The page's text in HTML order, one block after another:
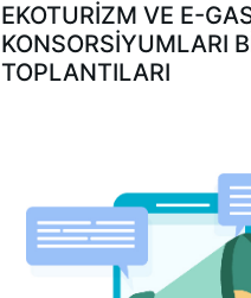
EKOTURİZM VE E-
KONSORSİYUMLARI
TOPLANTILARI